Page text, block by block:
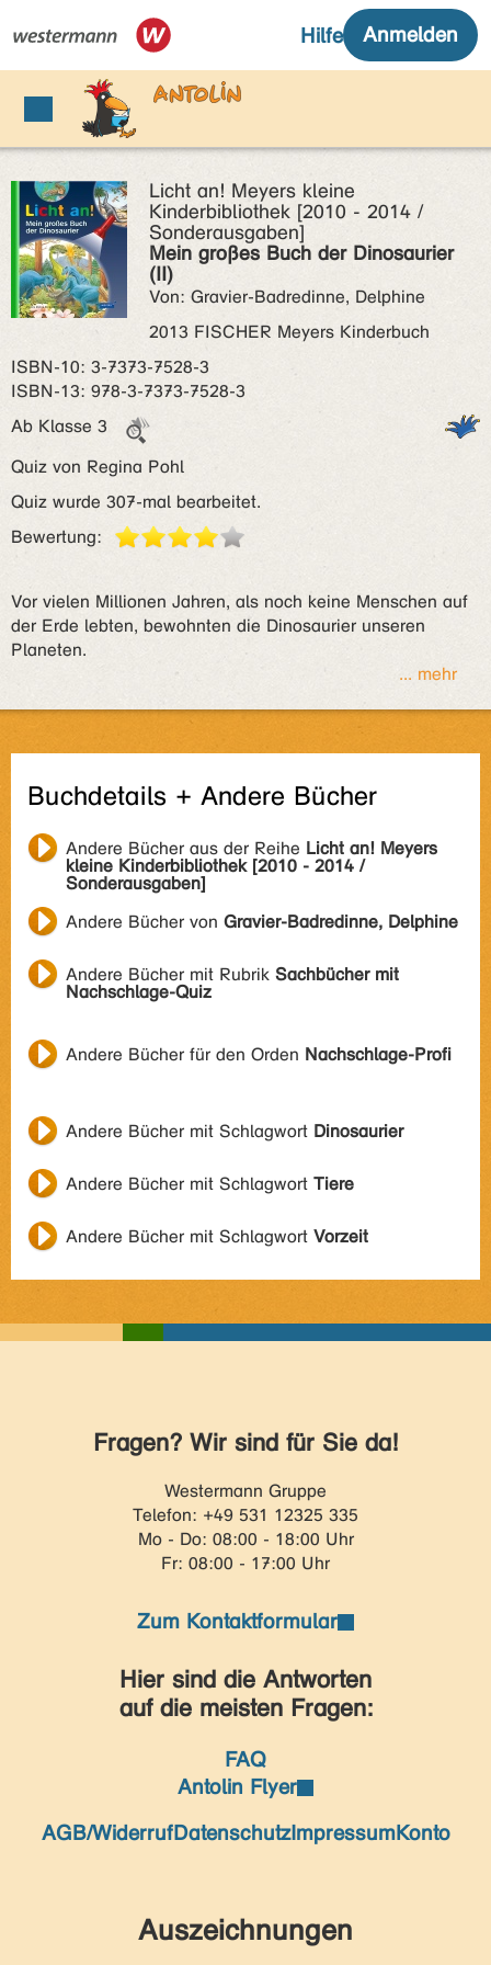
Licht an! Meyers kleine
Kinderbibliothek [2010 - 2014 /
Sonderausgaben]
Mein großes Buch der Dinosaurier
(II)
Von: Gravier-Badredinne, Delphine
2013 FISCHER Meyers Kinderbuch
ISBN‑10: 3-7373-7528-3
ISBN‑13: 978-3-7373-7528-3
Ab Klasse 3
Quiz von Regina Pohl
Quiz wurde 307-mal bearbeitet.
Bewertung:
Vor vielen Millionen Jahren, als noch keine Menschen auf
der Erde lebten, bewohnten die Dinosaurier unseren
Planeten.
... mehr
Buchdetails + Andere Bücher
Andere Bücher aus der Reihe Licht an! Meyers
kleine Kinderbibliothek [2010 - 2014 /
Sonderausgaben]
Andere Bücher von Gravier-Badredinne, Delphine
Andere Bücher mit Rubrik Sachbücher mit
Nachschlage-Quiz
Andere Bücher für den Orden Nachschlage-Profi
Andere Bücher mit Schlagwort Dinosaurier
Andere Bücher mit Schlagwort Tiere
Andere Bücher mit Schlagwort Vorzeit